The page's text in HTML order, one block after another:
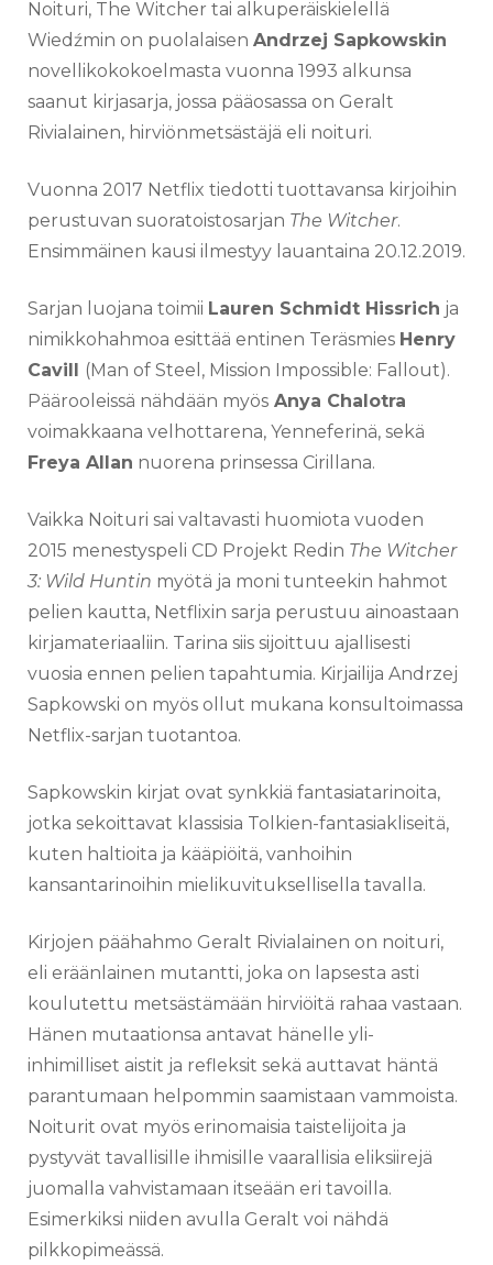
Noituri, The Witcher tai alkuperäiskielellä
Wiedźmin on puolalaisen Andrzej Sapkowskin
novellikokokoelmasta vuonna 1993 alkunsa
saanut kirjasarja, jossa pääosassa on Geralt
Rivialainen, hirviönmetsästäjä eli noituri.
Vuonna 2017 Netflix tiedotti tuottavansa kirjoihin
perustuvan suoratoistosarjan The Witcher.
Ensimmäinen kausi ilmestyy lauantaina 20.12.2019.
Sarjan luojana toimii Lauren Schmidt Hissrich ja
nimikkohahmoa esittää entinen Teräsmies Henry
Cavill
(Man of Steel, Mission Impossible: Fallout).
Päärooleissä nähdään myös Anya Chalotra
voimakkaana velhottarena, Yenneferinä, sekä
Freya Allan nuorena prinsessa Cirillana.
Vaikka Noituri sai valtavasti huomiota vuoden
2015 menestyspeli CD Projekt Redin The Witcher
3: Wild Huntin myötä ja moni tunteekin hahmot
pelien kautta, Netflixin sarja perustuu ainoastaan
kirjamateriaaliin. Tarina siis sijoittuu ajallisesti
vuosia ennen pelien tapahtumia. Kirjailija Andrzej
Sapkowski on myös ollut mukana konsultoimassa
Netflix-sarjan tuotantoa.
Sapkowskin kirjat ovat synkkiä fantasiatarinoita,
jotka sekoittavat klassisia Tolkien-fantasiakliseitä,
kuten haltioita ja kääpiöitä, vanhoihin
kansantarinoihin mielikuvituksellisella tavalla.
Kirjojen päähahmo Geralt Rivialainen on noituri,
eli eräänlainen mutantti, joka on lapsesta asti
koulutettu metsästämään hirviöitä rahaa vastaan.
Hänen mutaationsa antavat hänelle yli-
inhimilliset aistit ja refleksit sekä auttavat häntä
parantumaan helpommin saamistaan vammoista.
Noiturit ovat myös erinomaisia taistelijoita ja
pystyvät tavallisille ihmisille vaarallisia eliksiirejä
juomalla vahvistamaan itseään eri tavoilla.
Esimerkiksi niiden avulla Geralt voi nähdä
pilkkopimeässä.